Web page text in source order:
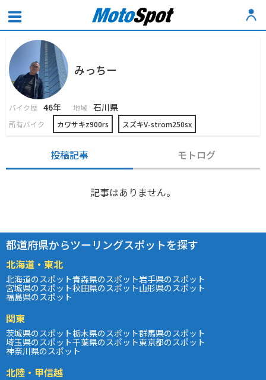
みっちー
バイク歴 46年 地域 石川県
所有バイク カワサキz900rs スズキV-strom250sx
投稿記事 モトログ
記事はありません。
都道府県からツーリングスポットを探す
北海道・東北
北海道のスポット青森県のスポット岩手県のスポット
宮城県のスポット秋田県のスポット山形県のスポット
福島県のスポット
関東
茨城県のスポット栃木県のスポット群馬県のスポット
埼玉県のスポット千葉県のスポット東京都のスポット
神奈川県のスポット
北陸・甲信越